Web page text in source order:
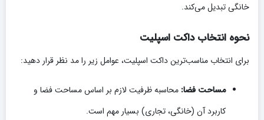
خانگی تبدیل می‌کند.
نحوه انتخاب داکت اسپلیت
برای انتخاب مناسب‌ترین داکت اسپلیت، عوامل زیر را مد نظر قرار دهید:
مساحت فضا: محاسبه ظرفیت لازم بر اساس مساحت فضا و
کاربرد آن (خانگی، تجاری) بسیار مهم است.